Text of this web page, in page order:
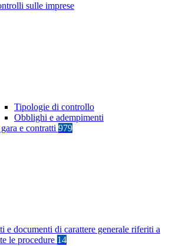
sulle imprese
Tipologie di controllo
Obblighi e adempimenti
e contratti 979
e documenti di carattere generale riferiti a
le procedure 14